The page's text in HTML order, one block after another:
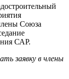
Союза
САР.
заявку в члены